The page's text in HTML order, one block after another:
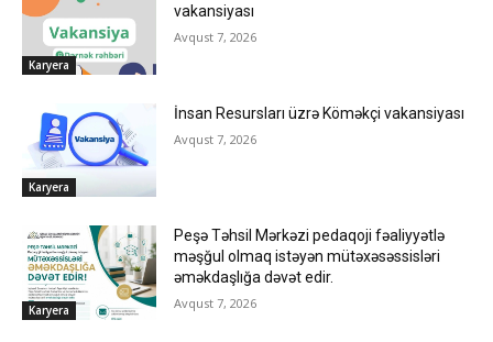
Karyera
vakansiyası
Avqust 7, 2026
Karyera
İnsan Resursları üzrə Köməkçi vakansiyası
Avqust 7, 2026
Karyera
Peşə Təhsil Mərkəzi pedaqoji fəaliyyətlə
məşğul olmaq istəyən mütəxəsəssisləri
əməkdaşlığa dəvət edir.
Avqust 7, 2026